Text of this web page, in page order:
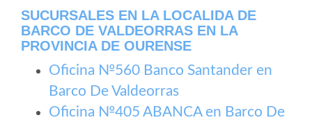
SUCURSALES EN LA LOCALIDA DE
BARCO DE VALDEORRAS EN LA
PROVINCIA DE OURENSE
Oficina №560 Banco Santander en
Barco De Valdeorras
Oficina №405 ABANCA en Barco De